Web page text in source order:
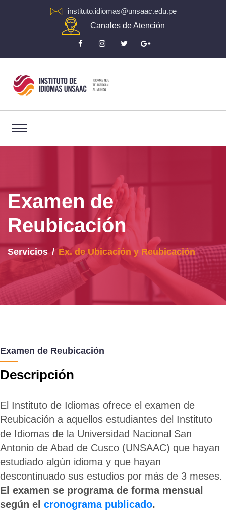
instituto.idiomas@unsaac.edu.pe
Canales de Atención
Examen de
Reubicación
Servicios Ex. de Ubicación y Reubicación
Examen de Reubicación
Descripción
El Instituto de Idiomas ofrece el examen de
Reubicación a aquellos estudiantes del Instituto
de Idiomas de la Universidad Nacional San
Antonio de Abad de Cusco (UNSAAC) que hayan
estudiado algún idioma y que hayan
descontinuado sus estudios por más de 3 meses.
El examen se programa de forma mensual
según el cronograma publicado.